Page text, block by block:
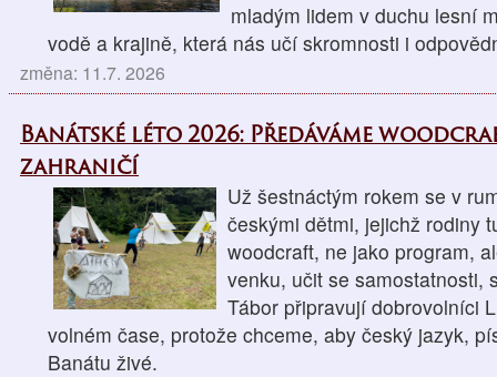
mladým lidem v duchu lesní
vodě a krajině, která nás učí skromnosti i
změna: 11.7. 2026
Banátské léto 2026: Předáváme
zahraničí
Už šestnáctým rokem se v
českými dětmi, jejichž rodiny
woodcraft, ne jako program,
venku, učit se samostatnosti,
Tábor připravují dobrovolníci
volném čase, protože chceme, aby český jazyk,
Banátu živé.